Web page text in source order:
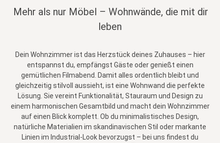
Mehr als nur Möbel – Wohnwände, die mit dir
leben
Dein Wohnzimmer ist das Herzstück deines Zuhauses – hier
entspannst du, empfängst Gäste oder genießt einen
gemütlichen Filmabend. Damit alles ordentlich bleibt und
gleichzeitig stilvoll aussieht, ist eine Wohnwand die perfekte
Lösung. Sie vereint Funktionalität, Stauraum und Design zu
einem harmonischen Gesamtbild und macht dein Wohnzimmer
auf einen Blick komplett. Ob du minimalistisches Design,
natürliche Materialien im skandinavischen Stil oder markante
Linien im Industrial-Look bevorzugst – bei uns findest du